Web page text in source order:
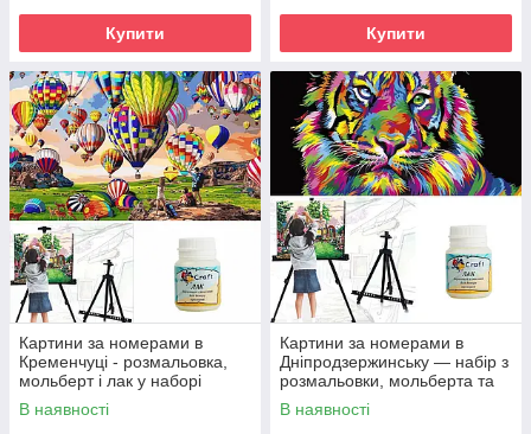
Купити Купити
Картини за номерами в
Кременчуці - розмальовка,
мольберт і лак у наборі
В наявності
Картини за номерами в
Дніпродзержинську — набір з
розмальовки, мольберта та
лаку
В наявності